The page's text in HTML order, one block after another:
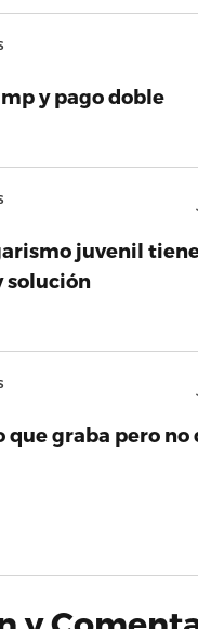
y pago doble
juvenil
solución
que graba pero no